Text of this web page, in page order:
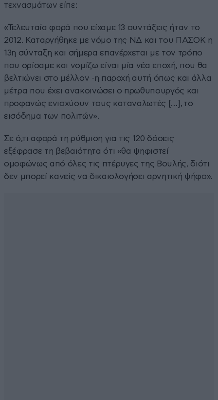
τεχνασμάτων είπε:
«Τελευταία φορά που είχαμε 13 συντάξεις ήταν το
2012. Καταργήθηκε με νόμο της ΝΔ και του ΠΑΣΟΚ η
13η σύνταξη και σήμερα επανέρχεται με τον τρόπο
που ορίσαμε και νομίζω είναι μία νέα εποχή, που θα
βελτιώνει στο μέλλον -η παροχή αυτή όπως και άλλα
μέτρα που έχει ανακοινώσει ο πρωθυπουργός και
προφανώς ενισχύουν τους καταναλωτές […], το
εισόδημα των πολιτών».
Σε ό,τι αφορά τη ρύθμιση για τις 120 δόσεις
εξέφρασε τη βεβαιότητα ότι «θα ψηφιστεί
ομοφώνως από όλες τις πτέρυγες της Βουλής, διότι
δεν μπορεί κανείς να δικαιολογήσει αρνητική ψήφο».